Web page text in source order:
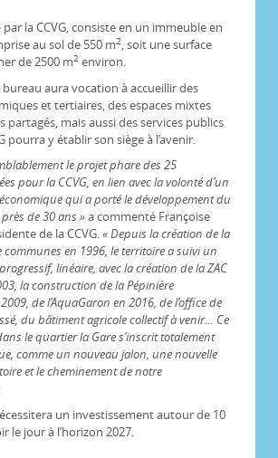
la CCVG, consiste en un immeuble en
au sol de 550 m2, soit une surface
de 2500 m2 environ.
aura vocation à accueillir des
et tertiaires, des espaces mixtes
partagés, mais aussi des services publics
pourra y établir son siège à l’avenir.
le projet phare des 25
pour la CCVG, en lien avec la volonté d’un
qui a porté le développement du
de 30 ans »a commenté Françoise
de la CCVG.« Depuis la création de la
en 1996, le territoire a suivi un
linéaire, avec la création de la ZAC
la construction de la Pépinière
de l’AquaGaron en 2016, de l’office de
du bâtiment agricole collectif à venir… Ce
le quartier la Gare s’inscrit totalement
comme un nouveau jalon, une nouvelle
et le cheminement de notre
un investissement autour de 10
le jour à l’horizon 2027.